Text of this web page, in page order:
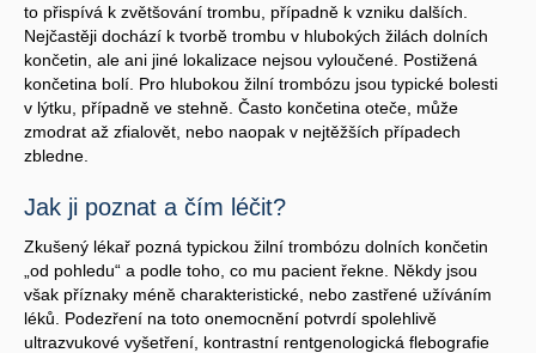
to přispívá k zvětšování trombu, případně k vzniku dalších.
Nejčastěji dochází k tvorbě trombu v hlubokých žilách dolních
končetin, ale ani jiné lokalizace nejsou vyloučené. Postižená
končetina bolí. Pro hlubokou žilní trombózu jsou typické bolesti
v lýtku, případně ve stehně. Často končetina oteče, může
zmodrat až zfialovět, nebo naopak v nejtěžších případech
zbledne.
Jak ji poznat a čím léčit?
Zkušený lékař pozná typickou žilní trombózu dolních končetin
„od pohledu“ a podle toho, co mu pacient řekne. Někdy jsou
však příznaky méně charakteristické, nebo zastřené užíváním
léků. Podezření na toto onemocnění potvrdí spolehlivě
ultrazvukové vyšetření, kontrastní rentgenologická flebografie